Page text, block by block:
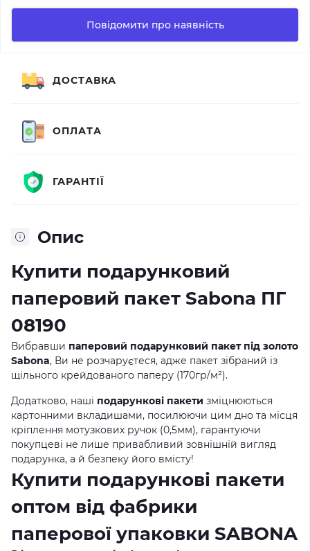
Повідомити про наявність
Опис
Купити подарунковий
паперовий пакет Sabona ПГ
08190
Вибравши паперовий подарунковий пакет під золото
Sabona, Ви не розчаруєтеся, адже пакет зібраний із
щільного крейдованого паперу (170гр/м²).
Додатково, наші подарункові пакети зміцнюються
картонними вкладишами, посилюючи цим дно та місця
кріплення мотузкових ручок (0,5мм), гарантуючи
покупцеві не лише привабливий зовнішній вигляд
подарунка, а й безпеку його вмісту!
Купити подарункові пакети
оптом від фабрики
паперової упаковки SABONA
ДОСТАВКА
ОПЛАТА
ГАРАНТІЇ